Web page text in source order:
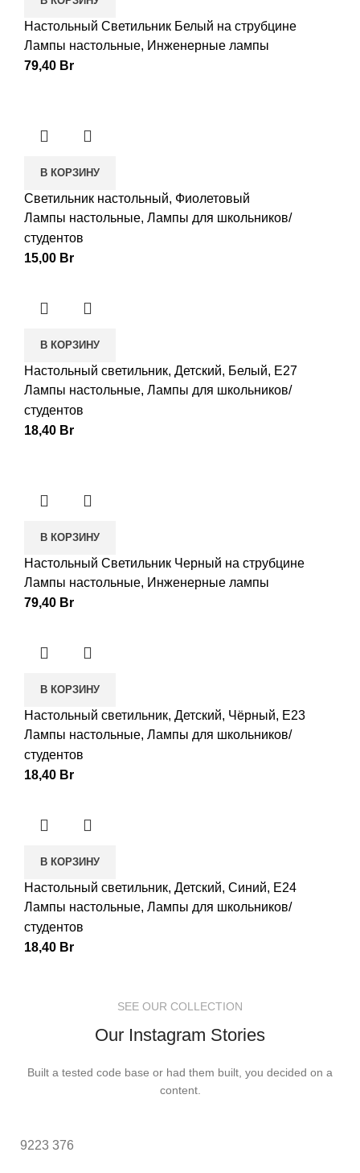
Настольный Светильник Белый на струбцине
Лампы настольные, Инженерные лампы
79,40 Br
В КОРЗИНУ
Светильник настольный, Фиолетовый
Лампы настольные, Лампы для школьников/
студентов
15,00 Br
В КОРЗИНУ
Настольный светильник, Детский, Белый, E27
Лампы настольные, Лампы для школьников/
студентов
18,40 Br
В КОРЗИНУ
Настольный Светильник Черный на струбцине
Лампы настольные, Инженерные лампы
79,40 Br
В КОРЗИНУ
Настольный светильник, Детский, Чёрный, E23
Лампы настольные, Лампы для школьников/
студентов
18,40 Br
В КОРЗИНУ
Настольный светильник, Детский, Синий, E24
Лампы настольные, Лампы для школьников/
студентов
18,40 Br
SEE OUR COLLECTION
Our Instagram Stories
Built a tested code base or had them built, you decided on a
content.
9223 376